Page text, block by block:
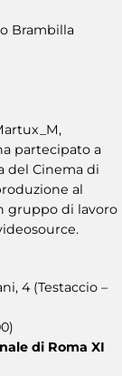
Brambilla
partecipato a
del Cinema di
al
gruppo di lavoro
4 (Testaccio –
di Roma XI